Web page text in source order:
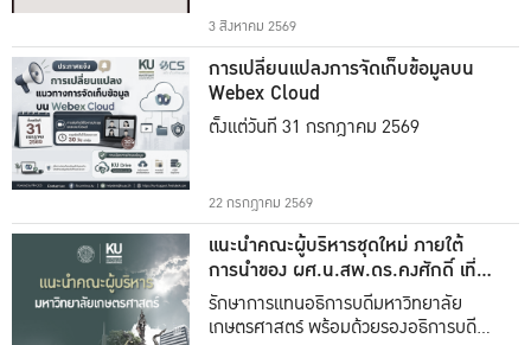
3 สิงหาคม 2569
การเปลี่ยนแปลงการจัดเก็บข้อมูลบน
Webex Cloud
ตั้งแต่วันที่ 31 กรกฎาคม 2569
22 กรกฎาคม 2569
แนะนำคณะผู้บริหารชุดใหม่ ภายใต้
การนำของ ผศ.น.สพ.ดร.คงศักดิ์ เที่ยง
ธรรม
รักษาการแทนอธิการบดีมหาวิทยาลัย
เกษตรศาสตร์ พร้อมด้วยรองอธิการบดีทั้ง